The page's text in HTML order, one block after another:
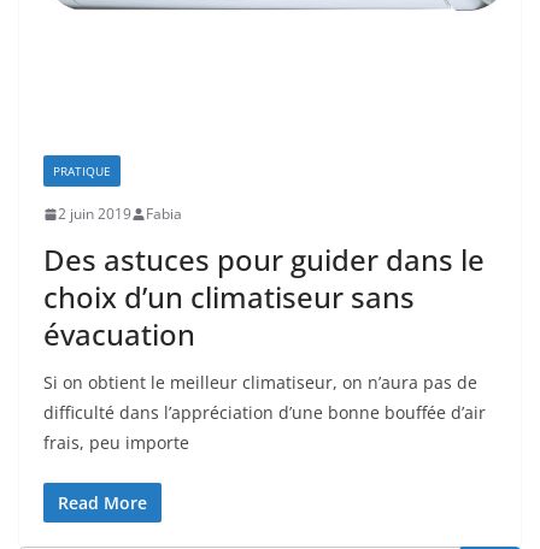
PRATIQUE
2 juin 2019 Fabia
Des astuces pour guider dans le
choix d’un climatiseur sans
évacuation
Si on obtient le meilleur climatiseur, on n’aura pas de
difficulté dans l’appréciation d’une bonne bouffée d’air
frais, peu importe
Read More